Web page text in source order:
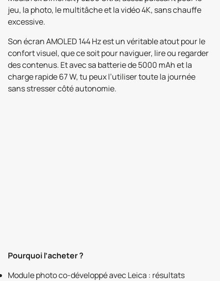
jeu, la photo, le multitâche et la vidéo 4K, sans chauffe
excessive.
Son écran AMOLED 144 Hz est un véritable atout pour le
confort visuel, que ce soit pour naviguer, lire ou regarder
des contenus. Et avec sa batterie de 5000 mAh et la
charge rapide 67 W, tu peux l’utiliser toute la journée
sans stresser côté autonomie.
Pourquoi l’acheter ?
Module photo co-développé avec Leica : résultats